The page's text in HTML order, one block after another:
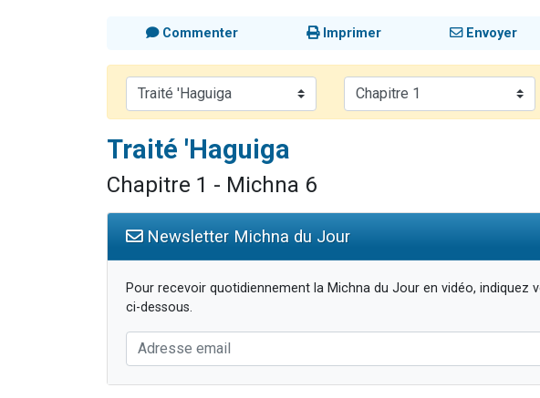
Commenter Imprimer Envoyer
Traité 'Haguiga
Chapitre 1 - Michna 6
Newsletter Michna du Jour
Pour recevoir quotidiennement la Michna du Jour en vidéo, indiquez
ci-dessous.